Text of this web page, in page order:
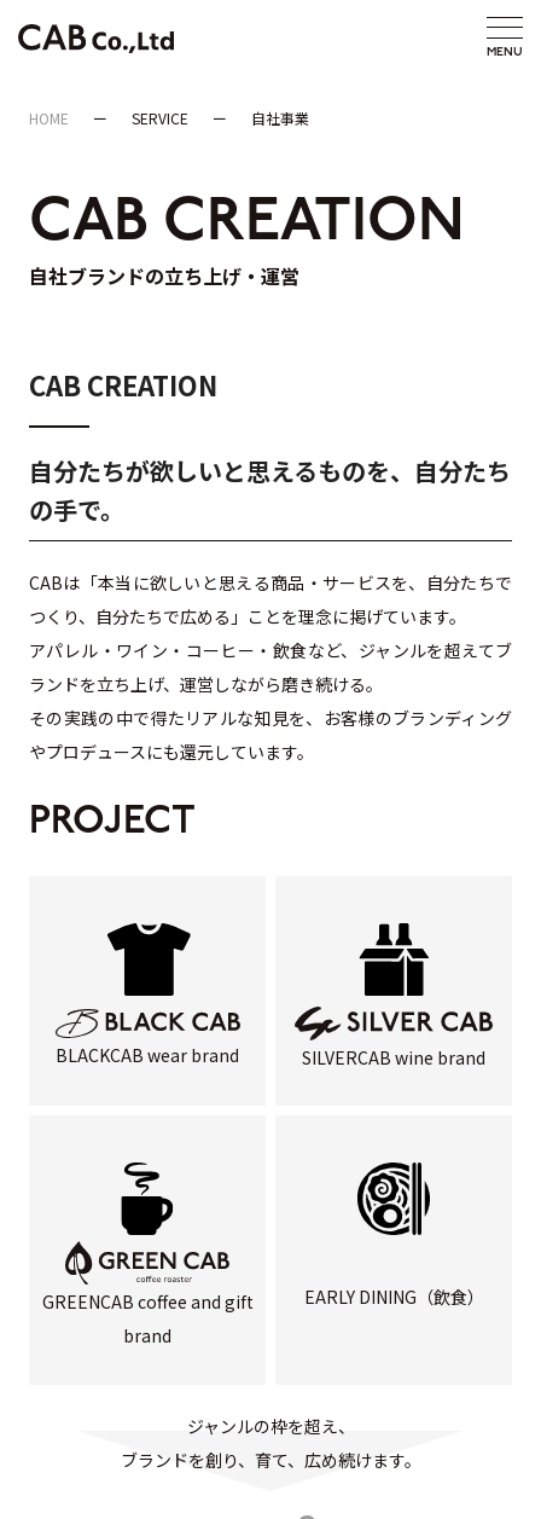
HOME SERVICE 自社事業
CAB CREATION
自社ブランドの立ち上げ・運営
CAB CREATION
自分たちが欲しいと思えるものを、自分たち
の手で。
CABは「本当に欲しいと思える商品・サービスを、自分たちで
つくり、自分たちで広める」ことを理念に掲げています。
アパレル・ワイン・コーヒー・飲食など、ジャンルを超えてブ
ランドを立ち上げ、運営しながら磨き続ける。
その実践の中で得たリアルな知見を、お客様のブランディング
やプロデュースにも還元しています。
PROJECT
BLACKCAB wear brand SILVERCAB wine brand
GREENCAB coffee and gift
brand
EARLY DINING（飲食）
ジャンルの枠を超え、
ブランドを創り、育て、広め続けます。